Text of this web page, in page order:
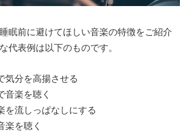
眠前に避けてほしい音楽の特徴をご紹介
代表例は以下のものです。
気分を高揚させる
音楽を聴く
を流しっぱなしにする
楽を聴く